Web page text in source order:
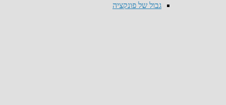
גבול של פונקציה